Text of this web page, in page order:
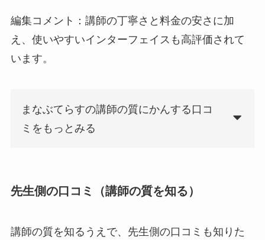
編集コメント：講師の丁寧さと料金の安さに加
え、使いやすいインターフェイスも高評価されて
います。
まなぶてらすの講師の質にかんする口コ
ミをもっとみる
先生側の口コミ（講師の質を知る）
講師の質を知るうえで、先生側の口コミも知りた